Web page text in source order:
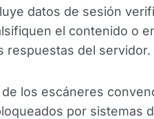
datos de sesión
el contenido o
respuestas del servidor.
los escáneres
por sistemas